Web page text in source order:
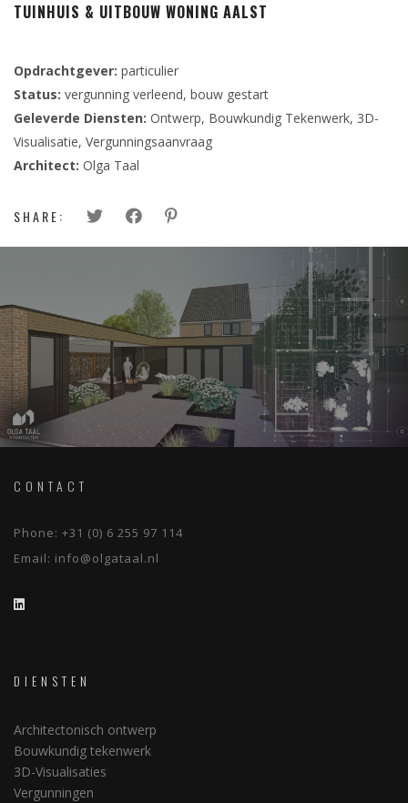
TUINHUIS & UITBOUW WONING AALST
Opdrachtgever: particulier
Status: vergunning verleend, bouw gestart
Geleverde Diensten: Ontwerp, Bouwkundig Tekenwerk, 3D-
Visualisatie, Vergunningsaanvraag
Architect: Olga Taal
SHARE:
CONTACT
Phone: +31 (0) 6 255 97 114
Email: info@olgataal.nl
DIENSTEN
Architectonisch ontwerp
Bouwkundig tekenwerk
3D-Visualisaties
Vergunningen